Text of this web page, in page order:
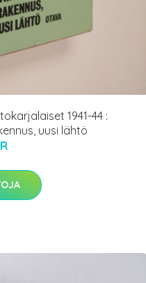
1941-44 :
uusi lähtö